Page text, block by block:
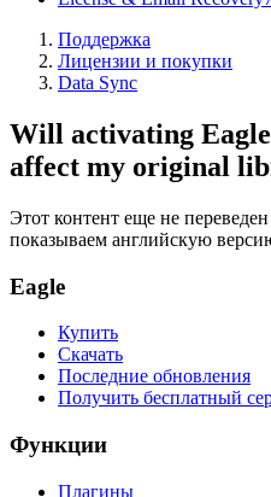
Поддержка
Лицензии и покупки
Data Sync
Will activating
affect my original
Этот контент еще не
показываем английскую
Eagle
Купить
Скачать
Последние обновления
Получить бесплатный
Функции
Плагины